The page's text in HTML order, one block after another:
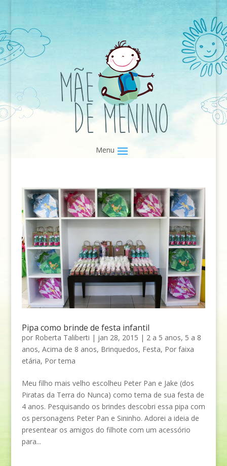
Pipa como brinde de festa infantil
por Roberta Taliberti | jan 28, 2015 | 2 a 5 anos, 5 a 8
anos, Acima de 8 anos, Brinquedos, Festa, Por faixa
etária, Por tema
Meu filho mais velho escolheu Peter Pan e Jake (dos
Piratas da Terra do Nunca) como tema de sua festa de
4 anos. Pesquisando os brindes descobri essa pipa com
os personagens Peter Pan e Sininho. Adorei a ideia de
presentear os amigos do filhote com um acessório
para...